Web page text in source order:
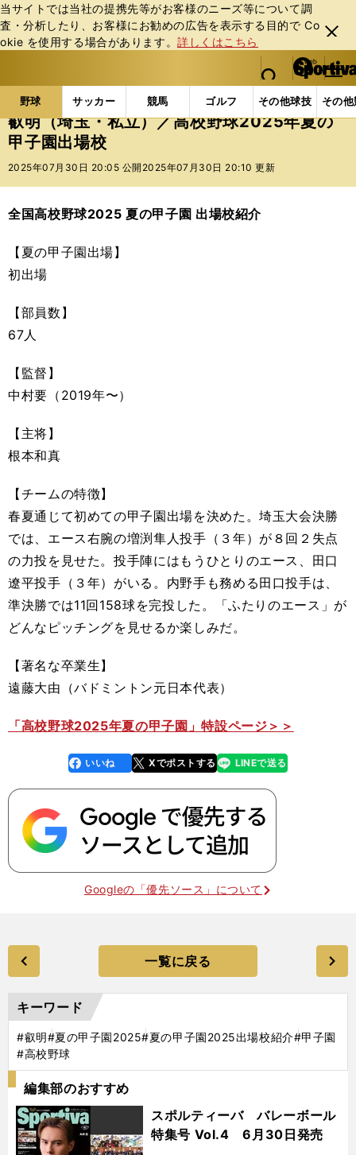
当サイトでは当社の提携先等がお客様のニーズ等について調
査・分析したり、お客様にお勧めの広告を表⽰する⽬的で Co
okie を使⽤する場合があります。詳しくはこちら
閉じ
る
web Sportiva (webスポルティーバ)
検索
マイペ
ー
ジ
メニュ
野球 サッカー 競馬 ゴルフ その他球技 その
b
ス
ポ
ル
バ
野球の記事一覧 高校野球他 叡明（埼玉・私立）／
叡明（埼玉・私立）／高校野球2025年夏の
甲子園出場校
2025年07月30日 20:05 公開 2025年07月30日 20:10 更新
全国高校野球2025 夏の甲子園 出場校紹介
【夏の甲子園出場】
初出場
【部員数】
67人
【監督】
中村要（2019年〜）
【主将】
根本和真
【チームの特徴】
春夏通じて初めての甲子園出場を決めた。埼玉大会決勝
では、エース右腕の増渕隼人投手（３年）が８回２失点
の力投を見せた。投手陣にはもうひとりのエース、田口
遼平投手（３年）がいる。内野手も務める田口投手は、
準決勝では11回158球を完投した。「ふたりのエース」が
どんなピッチングを見せるか楽しみだ。
【著名な卒業生】
遠藤大由（バドミントン元日本代表）
「高校野球2025年夏の甲子園」特設ページ＞＞
faceboo
k
いいね Xでポストする
line LINEで送る
Googleの「優先ソース」について
一覧に戻る
キーワード
#叡明#夏の甲子園2025#夏の甲子園2025出場校紹介#甲子園
#高校野球
編集部のおすすめ
スポルティーバ バレーボール
特集号 Vol.4 6月30日発売